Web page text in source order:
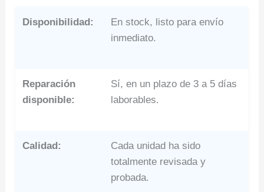
Disponibilidad:
En stock, listo para envío
inmediato.
Reparación
disponible:
Sí, en un plazo de 3 a 5 días
laborables.
Calidad:
Cada unidad ha sido
totalmente revisada y
probada.